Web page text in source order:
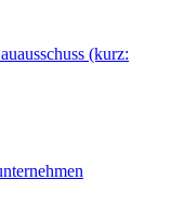
(kurz: